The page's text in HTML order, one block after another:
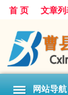
首 页 文章
网站导航